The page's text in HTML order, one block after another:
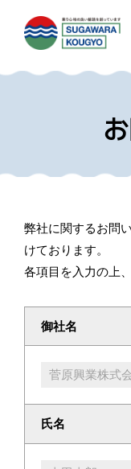
弊社に関するお問
けております。
各項目を入力の上
御社名
氏名